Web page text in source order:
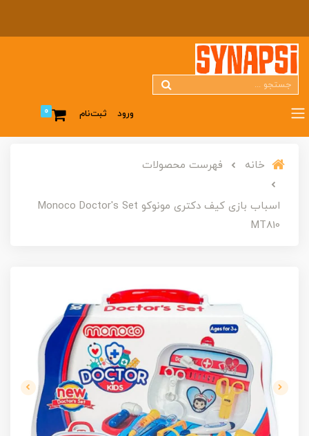
ورود ثبت‌نام 0
خانه فهرست محصولات
اسباب بازی کیف دکتری مونوکو Monoco Doctor's Set
MT810